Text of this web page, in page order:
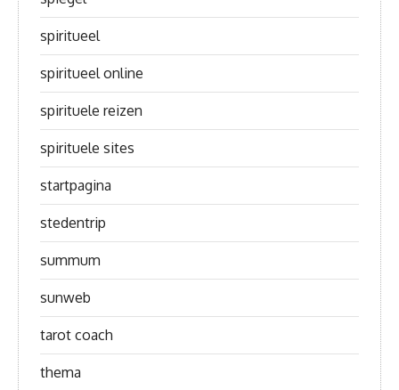
spiritueel
spiritueel online
spirituele reizen
spirituele sites
startpagina
stedentrip
summum
sunweb
tarot coach
thema